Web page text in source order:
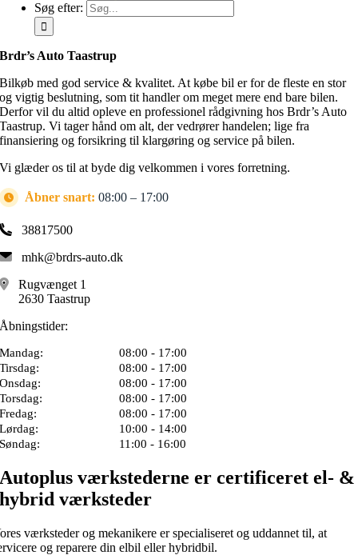
Søg efter:
Brdr’s Auto Taastrup
Bilkøb med god service & kvalitet. At købe bil er for de fleste en stor
og vigtig beslutning, som tit handler om meget mere end bare bilen.
Derfor vil du altid opleve en professionel rådgivning hos Brdr’s Auto
Taastrup. Vi tager hånd om alt, der vedrører handelen; lige fra
finansiering og forsikring til klargøring og service på bilen.
Vi glæder os til at byde dig velkommen i vores forretning.
Åbner snart: 08:00 – 17:00
38817500
mhk@brdrs-auto.dk
Rugvænget 1
2630 Taastrup
Åbningstider:
Mandag:
08:00 - 17:00
Tirsdag:
08:00 - 17:00
Onsdag:
08:00 - 17:00
Torsdag:
08:00 - 17:00
Fredag:
08:00 - 17:00
Lørdag:
10:00 - 14:00
Søndag:
11:00 - 16:00
Autoplus værkstederne er certificeret el- &
hybrid værksteder
værksteder og mekanikere er specialiseret og uddannet til, at
og reparere din elbil eller hybridbil.